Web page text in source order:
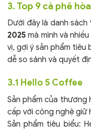
3. Top 9 cà phê
Dưới đây là danh sách
2025 mà mình và
vị, gợi ý sản phẩm tiêu
dễ so sánh và quyết
3.1 Hello 5 Coffee
Sản phẩm của thương
cấp với công nghệ giữ
Sản phẩm tiêu biểu: